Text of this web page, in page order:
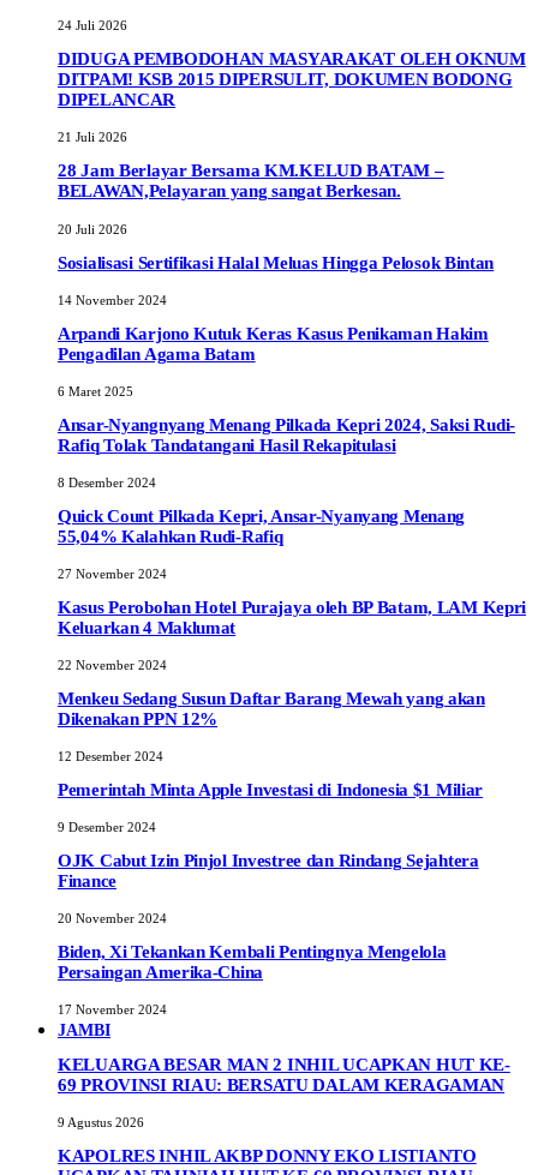
24 Juli 2026
DIDUGA PEMBODOHAN MASYARAKAT OLEH OKNUM
DITPAM! KSB 2015 DIPERSULIT, DOKUMEN BODONG
DIPELANCAR
21 Juli 2026
28 Jam Berlayar Bersama KM.KELUD BATAM –
BELAWAN,Pelayaran yang sangat Berkesan.
20 Juli 2026
Sosialisasi Sertifikasi Halal Meluas Hingga Pelosok Bintan
14 November 2024
Arpandi Karjono Kutuk Keras Kasus Penikaman Hakim
Pengadilan Agama Batam
6 Maret 2025
Ansar-Nyangnyang Menang Pilkada Kepri 2024, Saksi Rudi-
Rafiq Tolak Tandatangani Hasil Rekapitulasi
8 Desember 2024
Quick Count Pilkada Kepri, Ansar-Nyanyang Menang
55,04% Kalahkan Rudi-Rafiq
27 November 2024
Kasus Perobohan Hotel Purajaya oleh BP Batam, LAM Kepri
Keluarkan 4 Maklumat
22 November 2024
Menkeu Sedang Susun Daftar Barang Mewah yang akan
Dikenakan PPN 12%
12 Desember 2024
Pemerintah Minta Apple Investasi di Indonesia $1 Miliar
9 Desember 2024
OJK Cabut Izin Pinjol Investree dan Rindang Sejahtera
Finance
20 November 2024
Biden, Xi Tekankan Kembali Pentingnya Mengelola
Persaingan Amerika-China
17 November 2024
JAMBI
KELUARGA BESAR MAN 2 INHIL UCAPKAN HUT KE-
69 PROVINSI RIAU: BERSATU DALAM KERAGAMAN
9 Agustus 2026
KAPOLRES INHIL AKBP DONNY EKO LISTIANTO